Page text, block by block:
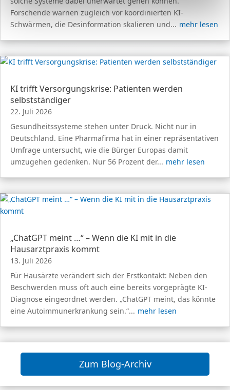
Forschende warnen zugleich vor koordinierten KI-
Schwärmen, die Desinformation skalieren und... mehr lesen
KI trifft Versorgungskrise: Patienten werden
selbstständiger
22. Juli 2026
Gesundheitssysteme stehen unter Druck. Nicht nur in
Deutschland. Eine Pharmafirma hat in einer repräsentativen
Umfrage untersucht, wie die Bürger Europas damit
umzugehen gedenken. Nur 56 Prozent der... mehr lesen
„ChatGPT meint …“ – Wenn die KI mit in die
Hausarztpraxis kommt
13. Juli 2026
Für Hausärzte verändert sich der Erstkontakt: Neben den
Beschwerden muss oft auch eine bereits vorgeprägte KI-
Diagnose eingeordnet werden. „ChatGPT meint, das könnte
eine Autoimmunerkrankung sein.“... mehr lesen
Zum Blog-Archiv